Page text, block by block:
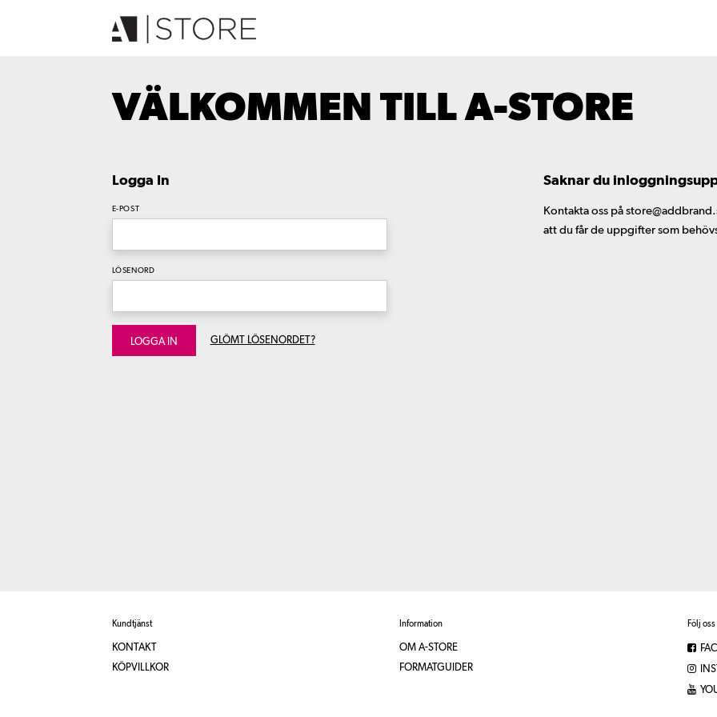
VÄLKOMMEN TILL A-STORE
Logga In
E-POST
LÖSENORD
LOGGA IN GLÖMT LÖSENORDET?
Saknar du
Kontakta oss på
att du får de uppgifter som
Kundtjänst
KONTAKT
KÖPVILLKOR
Information
OM A-STORE
FORMATGUIDER
Följ oss